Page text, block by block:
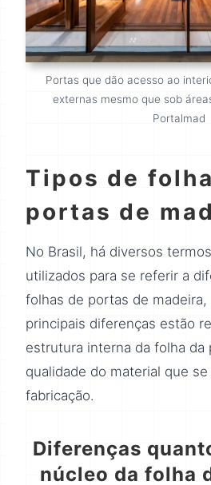
Portas que dão acesso ao
externas mesmo que sob
Portalmad
Tipos de
portas de
No Brasil, há diversos
utilizados para se referir a
folhas de portas de madeira,
principais diferenças estão
estrutura interna da folha da
qualidade do material que
fabricação.
Diferenças
núcleo da folha